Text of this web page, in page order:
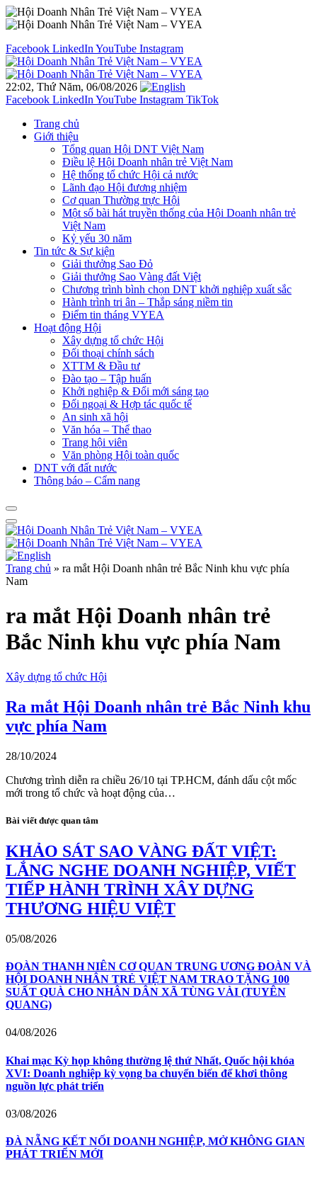
Facebook LinkedIn YouTube Instagram
22:02, Thứ Năm, 06/08/2026
Facebook LinkedIn YouTube Instagram TikTok
Trang chủ
Giới thiệu
Tổng quan Hội DNT Việt Nam
Điều lệ Hội Doanh nhân trẻ Việt Nam
Hệ thống tổ chức Hội cả nước
Lãnh đạo Hội đương nhiệm
Cơ quan Thường trực Hội
Một số bài hát truyền thống của Hội Doanh nhân trẻ
Việt Nam
Kỷ yếu 30 năm
Tin tức & Sự kiện
Giải thưởng Sao Đỏ
Giải thưởng Sao Vàng đất Việt
Chương trình bình chọn DNT khởi nghiệp xuất sắc
Hành trình tri ân – Thắp sáng niềm tin
Điểm tin tháng VYEA
Hoạt động Hội
Xây dựng tổ chức Hội
Đối thoại chính sách
XTTM & Đầu tư
Đào tạo – Tập huấn
Khởi nghiệp & Đổi mới sáng tạo
Đối ngoại & Hợp tác quốc tế
An sinh xã hội
Văn hóa – Thể thao
Trang hội viên
Văn phòng Hội toàn quốc
DNT với đất nước
Thông báo – Cẩm nang
Trang chủ » ra mắt Hội Doanh nhân trẻ Bắc Ninh khu vực phía
Nam
ra mắt Hội Doanh nhân trẻ
Bắc Ninh khu vực phía Nam
Xây dựng tổ chức Hội
Ra mắt Hội Doanh nhân trẻ Bắc Ninh khu
vực phía Nam
28/10/2024
Chương trình diễn ra chiều 26/10 tại TP.HCM, đánh dấu cột mốc
mới trong tổ chức và hoạt động của…
Bài viết được quan tâm
KHẢO SÁT SAO VÀNG ĐẤT VIỆT:
LẮNG NGHE DOANH NGHIỆP, VIẾT
TIẾP HÀNH TRÌNH XÂY DỰNG
THƯƠNG HIỆU VIỆT
05/08/2026
ĐOÀN THANH NIÊN CƠ QUAN TRUNG ƯƠNG ĐOÀN VÀ
HỘI DOANH NHÂN TRẺ VIỆT NAM TRAO TẶNG 100
SUẤT QUÀ CHO NHÂN DÂN XÃ TÙNG VÀI (TUYÊN
QUANG)
04/08/2026
Khai mạc Kỳ họp không thường lệ thứ Nhất, Quốc hội khóa
XVI: Doanh nghiệp kỳ vọng ba chuyển biến để khơi thông
nguồn lực phát triển
03/08/2026
ĐÀ NẴNG KẾT NỐI DOANH NGHIỆP, MỞ KHÔNG GIAN
PHÁT TRIỂN MỚI